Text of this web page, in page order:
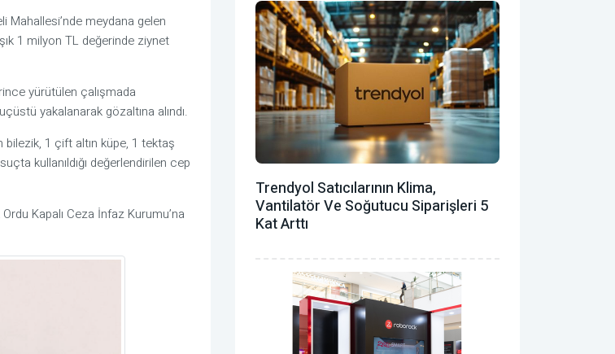
Mahallesi’nde meydana gelen
1 milyon TL değerinde ziynet
yürütülen çalışmada
yakalanarak gözaltına alındı.
bilezik, 1 çift altın küpe, 1 tektaş
kullanıldığı değerlendirilen cep
Kapalı Ceza İnfaz Kurumu’na
Trendyol Satıcılarının Klima,
Vantilatör ‎ve Soğutucu Siparişleri 5
Kat Arttı